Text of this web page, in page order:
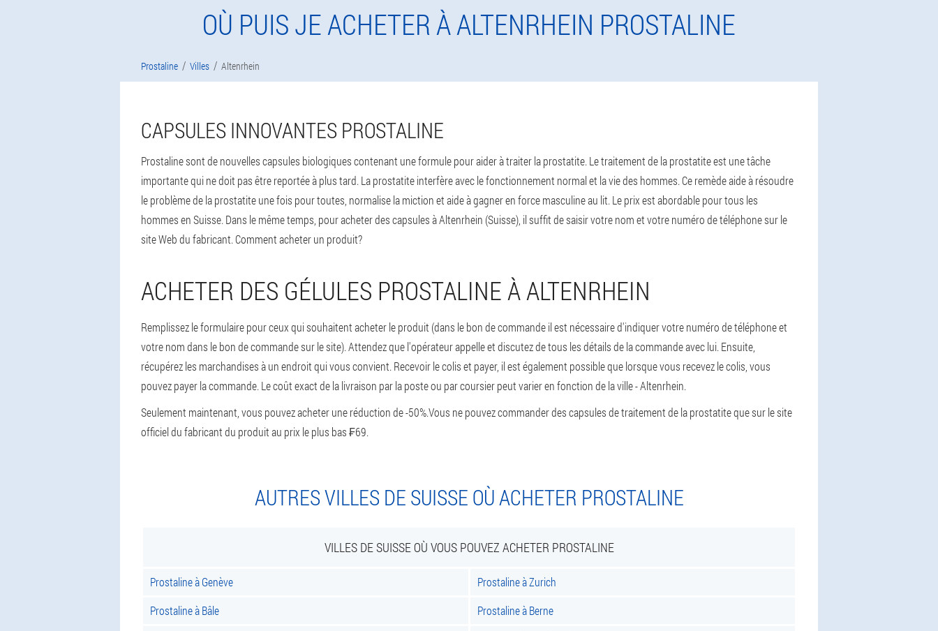
OÙ PUIS JE ACHETER À ALTENRHEIN PROSTALINE
Prostaline Villes Altenrhein
CAPSULES INNOVANTES PROSTALINE
Prostaline sont de nouvelles capsules biologiques contenant une formule pour aider à traiter la prostatite. Le traitement de la prostatite est une tâche
importante qui ne doit pas être reportée à plus tard. La prostatite interfère avec le fonctionnement normal et la vie des hommes. Ce remède aide à résoudre
le problème de la prostatite une fois pour toutes, normalise la miction et aide à gagner en force masculine au lit. Le prix est abordable pour tous les
hommes en Suisse. Dans le même temps, pour acheter des capsules à Altenrhein (Suisse), il suffit de saisir votre nom et votre numéro de téléphone sur le
site Web du fabricant. Comment acheter un produit?
ACHETER DES GÉLULES PROSTALINE À ALTENRHEIN
Remplissez le formulaire pour ceux qui souhaitent acheter le produit (dans le bon de commande il est nécessaire d'indiquer votre numéro de téléphone et
votre nom dans le bon de commande sur le site). Attendez que l'opérateur appelle et discutez de tous les détails de la commande avec lui. Ensuite,
récupérez les marchandises à un endroit qui vous convient. Recevoir le colis et payer, il est également possible que lorsque vous recevez le colis, vous
pouvez payer la commande. Le coût exact de la livraison par la poste ou par coursier peut varier en fonction de la ville - Altenrhein.
Seulement maintenant, vous pouvez acheter une réduction de -50%.Vous ne pouvez commander des capsules de traitement de la prostatite que sur le site
officiel du fabricant du produit au prix le plus bas ₣69.
AUTRES VILLES DE SUISSE OÙ ACHETER PROSTALINE
VILLES DE SUISSE OÙ VOUS POUVEZ ACHETER PROSTALINE
Prostaline à Genève
Prostaline à Zurich
Prostaline à Bâle
Prostaline à Berne